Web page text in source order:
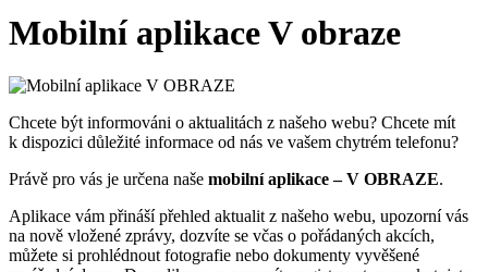
Mobilní aplikace V obraze
Chcete být informováni o aktualitách z našeho webu? Chcete mít
k dispozici důležité informace od nás ve vašem chytrém telefonu?
Právě pro vás je určena naše mobilní aplikace – V OBRAZE.
Aplikace vám přináší přehled aktualit z našeho webu, upozorní vás
na nově vložené zprávy, dozvíte se včas o pořádaných akcích,
můžete si prohlédnout fotografie nebo dokumenty vyvěšené